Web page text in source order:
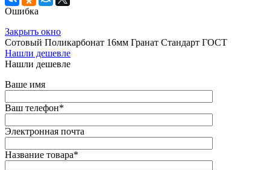
Ошибка
Закрыть окно
Сотовый Поликарбонат 16мм Гранат Стандарт ГОСТ
Нашли дешевле
Нашли дешевле
Ваше имя
Ваш телефон*
Электронная почта
Название товара*